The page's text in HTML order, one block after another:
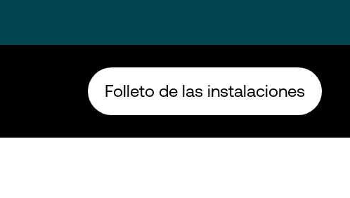
Folleto de las instalaciones